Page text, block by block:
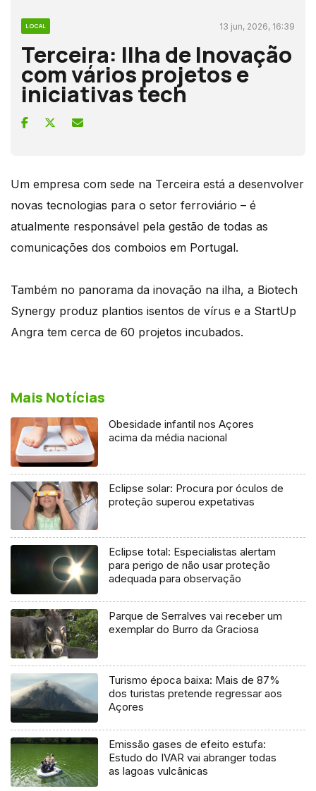
LOCAL 13 jun, 2026, 16:39
Terceira: Ilha de Inovação
com vários projetos e
iniciativas tech
Um empresa com sede na Terceira está a desenvolver
novas tecnologias para o setor ferroviário – é
atualmente responsável pela gestão de todas as
comunicações dos comboios em Portugal.
Também no panorama da inovação na ilha, a Biotech
Synergy produz plantios isentos de vírus e a StartUp
Angra tem cerca de 60 projetos incubados.
Mais Notícias
Obesidade infantil nos Açores
acima da média nacional
Eclipse solar: Procura por óculos de
proteção superou expetativas
Eclipse total: Especialistas alertam
para perigo de não usar proteção
adequada para observação
Parque de Serralves vai receber um
exemplar do Burro da Graciosa
Turismo época baixa: Mais de 87%
dos turistas pretende regressar aos
Açores
Emissão gases de efeito estufa:
Estudo do IVAR vai abranger todas
as lagoas vulcânicas